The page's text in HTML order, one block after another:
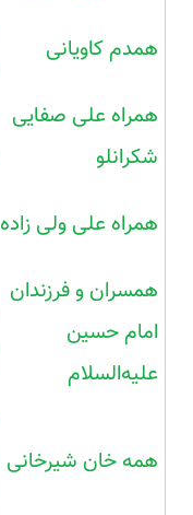
همدم کاویانی
همراه علی صفایی
شکرانلو
همراه علی ولی زاده
همسران و فرزندان
امام حسین
علیه‌السلام
همه خان شیرخانی